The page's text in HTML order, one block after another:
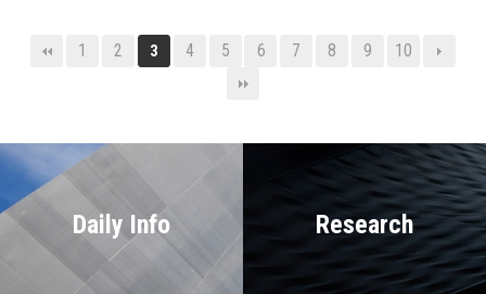
1 2 3 4 5 6 7 8 9 10
Daily Info Research